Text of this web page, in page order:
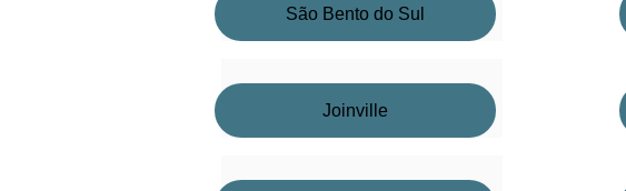
São Bento do Sul
Joinville